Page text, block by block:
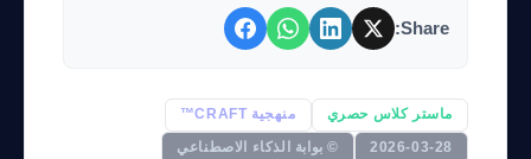
Share:
ماستر كلاس حصري
منهجية CRAFT™
2026-03-28
© بوابة الذكاء الاصطناعي